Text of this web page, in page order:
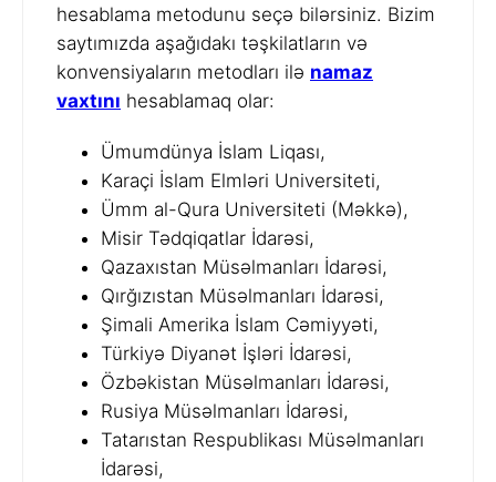
hesablama metodunu seçə bilərsiniz. Bizim
saytımızda aşağıdakı təşkilatların və
konvensiyaların metodları ilə namaz
vaxtını hesablamaq olar:
Ümumdünya İslam Liqası,
Karaçi İslam Elmləri Universiteti,
Ümm al-Qura Universiteti (Məkkə),
Misir Tədqiqatlar İdarəsi,
Qazaxıstan Müsəlmanları İdarəsi,
Qırğızıstan Müsəlmanları İdarəsi,
Şimali Amerika İslam Cəmiyyəti,
Türkiyə Diyanət İşləri İdarəsi,
Özbəkistan Müsəlmanları İdarəsi,
Rusiya Müsəlmanları İdarəsi,
Tatarıstan Respublikası Müsəlmanları
İdarəsi,